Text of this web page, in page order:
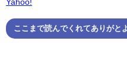
ここまで読んでくれてありがと